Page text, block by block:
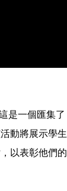
是一個匯集了
動將展示學生
以表彰他們的